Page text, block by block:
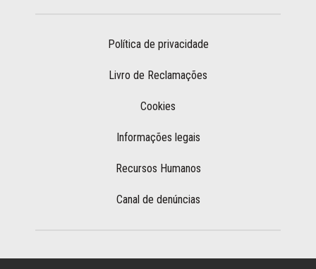
Política de privacidade
Livro de Reclamações
Cookies
Informações legais
Recursos Humanos
Canal de denúncias